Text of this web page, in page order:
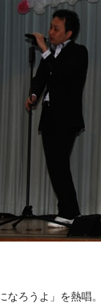
なろうよ」を熱唱